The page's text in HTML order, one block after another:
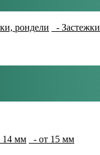
рондели - Застежки
14 мм - от 15 мм